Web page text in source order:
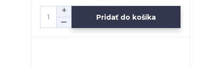
Pridať do košíka